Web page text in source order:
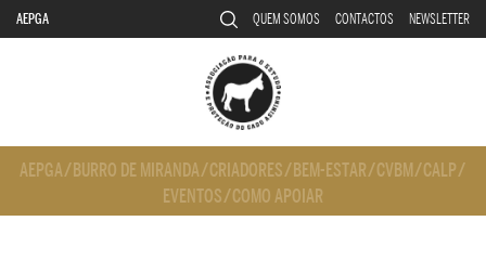
AEPGA QUEM SOMOS CONTACTOS NEWSLETTER
AEPGA/ BURRO DE MIRANDA/CRIADORES/ BEM-ESTAR/CVBM/CALP/
EVENTOS/COMO APOIAR